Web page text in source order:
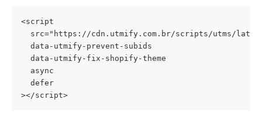
<script
src="https://cdn.utmify.com.br/scripts/utms/
  data-utmify-prevent-subids
  data-utmify-fix-shopify-theme
  async
  defer
></script>